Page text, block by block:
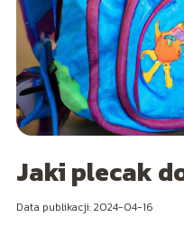
Jaki plecak
Data publikacji: 2024-04-16